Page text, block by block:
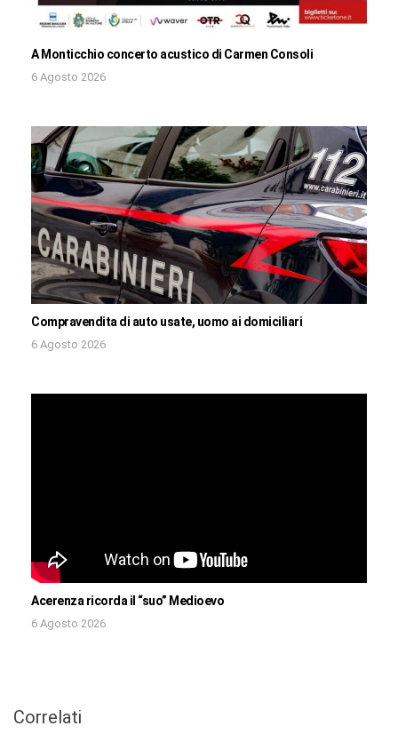
A Monticchio concerto acustico di Carmen Consoli
6 Agosto 2026
Compravendita di auto usate, uomo ai domiciliari
6 Agosto 2026
Acerenza ricorda il “suo” Medioevo
6 Agosto 2026
Correlati